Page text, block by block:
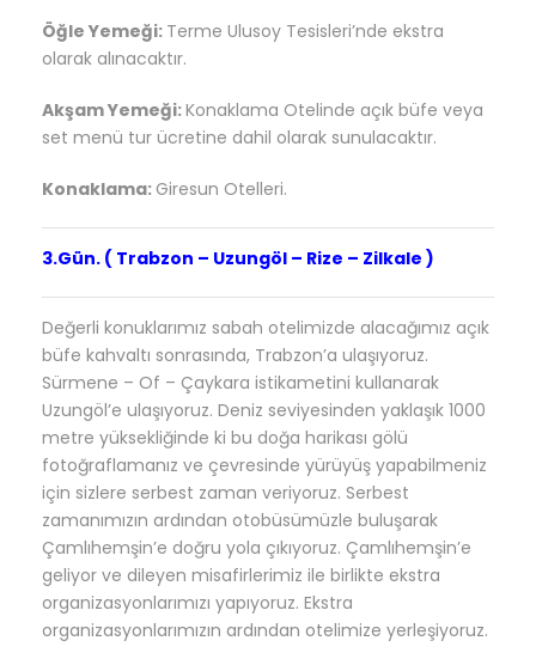
Öğle Yemeği: Terme Ulusoy Tesisleri’nde ekstra
olarak alınacaktır.
Akşam Yemeği:Konaklama Otelinde açık büfe veya
set menü tur ücretine dahil olarak sunulacaktır.
Konaklama: Giresun Otelleri.
3.Gün. ( Trabzon – Uzungöl – Rize – Zilkale )
Değerli konuklarımız sabah otelimizde alacağımız açık
büfe kahvaltı sonrasında, Trabzon’a ulaşıyoruz.
Sürmene – Of – Çaykara istikametini kullanarak
Uzungöl’e ulaşıyoruz. Deniz seviyesinden yaklaşık 1000
metre yüksekliğinde ki bu doğa harikası gölü
fotoğraflamanız ve çevresinde yürüyüş yapabilmeniz
için sizlere serbest zaman veriyoruz. Serbest
zamanımızın ardından otobüsümüzle buluşarak
Çamlıhemşin’e doğru yola çıkıyoruz. Çamlıhemşin’e
geliyor ve dileyen misafirlerimiz ile birlikte ekstra
organizasyonlarımızı yapıyoruz. Ekstra
organizasyonlarımızın ardından otelimize yerleşiyoruz.